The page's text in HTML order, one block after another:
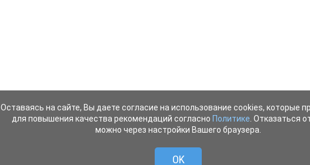
Оставаясь на сайте, Вы даете согласие на использование cookies, которые
для повышения качества рекомендаций согласно Политике . Отказаться
можно через настройки Вашего браузера.
OK